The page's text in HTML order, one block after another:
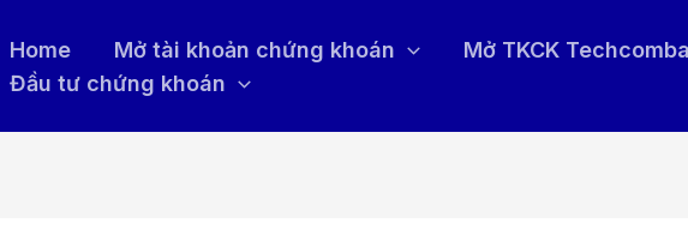
Home Mở tài khoản chứng khoán
Mở TKCK
Đầu tư chứng khoán